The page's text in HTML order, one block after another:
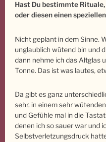
Hast Du bestimmte
oder diesen einen
Nicht geplant in dem Sinne.
unglaublich wütend bin und
dann nehme ich das Altglas
Tonne. Das ist was lautes,
Da gibt es ganz
sehr, in einem sehr
und Gefühle mal in die
denen ich so sauer war und
Selbstverletzungsdruck